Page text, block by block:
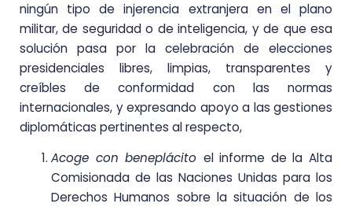
ningún tipo de injerencia extranjera en el plano
militar, de seguridad o de inteligencia, y de que esa
solución pasa por la celebración de elecciones
presidenciales libres, limpias, transparentes y
creíbles de conformidad con las normas
internacionales, y expresando apoyo a las gestiones
diplomáticas pertinentes al respecto,
Acoge con beneplácito el informe de la Alta
Comisionada de las Naciones Unidas para los
Derechos Humanos sobre la situación de los